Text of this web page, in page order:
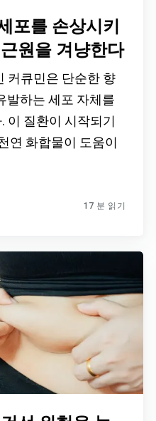
포를 손상시키
원을 겨냥한다
커큐민은 단순한 향
발하는 세포 자체를
이 질환이 시작되기
연 화합물이 도움이
17 분 읽기